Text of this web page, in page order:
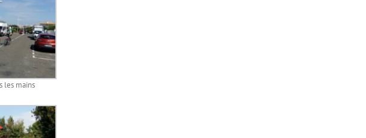
les mains